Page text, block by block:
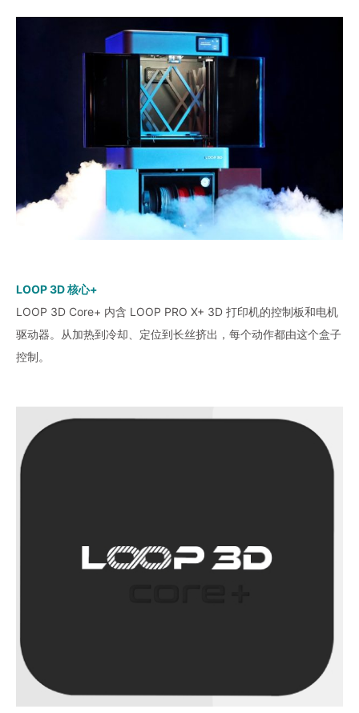
LOOP 3D 核心+
LOOP 3D Core+ 内含 LOOP PRO X+ 3D 打印机的控制板和电机
驱动器。从加热到冷却、定位到长丝挤出，每个动作都由这个盒子
控制。